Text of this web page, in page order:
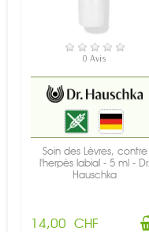
EN STOCK
0 Avis
Soin des Lèvres, contre
l'herpès labial - 5 ml - Dr.
Hauschka
14,00 CHF